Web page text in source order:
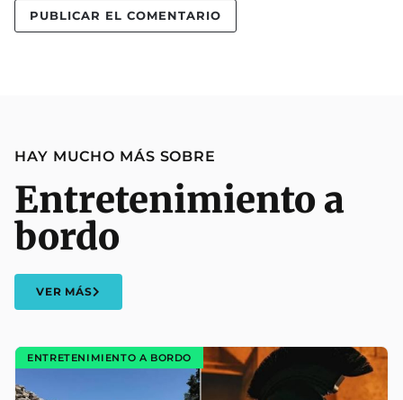
HAY MUCHO MÁS SOBRE
Entretenimiento a
bordo
VER MÁS
ENTRETENIMIENTO A BORDO